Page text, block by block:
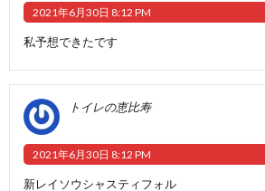
2021年6月30日 8:12 PM
私予想できたです
トイレの恵比寿
2021年6月30日 8:12 PM
新レイソウシャスティフォル